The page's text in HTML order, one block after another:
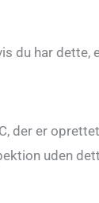
du har dette,
der er
uden